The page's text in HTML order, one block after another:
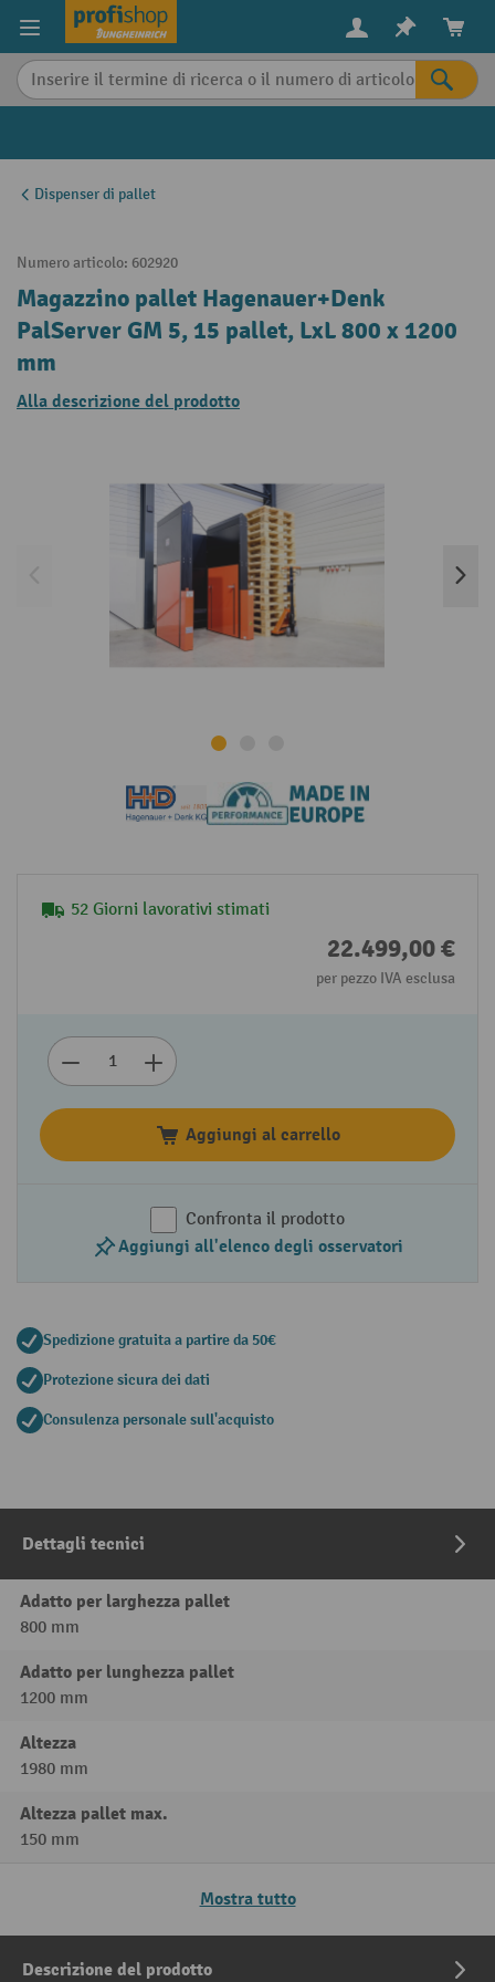
content
Dispenser di pallet
Numero articolo: 602920
Magazzino pallet Hagenauer+Denk
PalServer GM 5, 15 pallet, LxL 800 x 1200
mm
Alla descrizione del prodotto
52 Giorni lavorativi stimati
22.499,00 €
per pezzo IVA esclusa
Aggiungi al carrello
Confronta il prodotto
Aggiungi all'elenco degli osservatori
Spedizione gratuita a partire da 50€
Protezione sicura dei dati
Consulenza personale sull'acquisto
Dettagli tecnici
Adatto per larghezza pallet
800 mm
Adatto per lunghezza pallet
1200 mm
Altezza
1980 mm
Altezza pallet max.
150 mm
Mostra tutto
Descrizione del prodotto